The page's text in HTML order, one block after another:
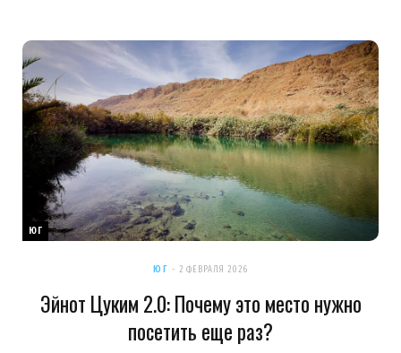
ЮГ
ЮГ 2 ФЕВРАЛЯ 2026
Эйнот Цуким 2.0: Почему это место нужно
посетить еще раз?